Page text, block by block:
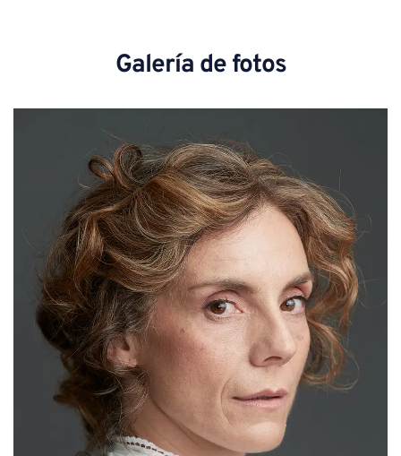
Galería de fotos